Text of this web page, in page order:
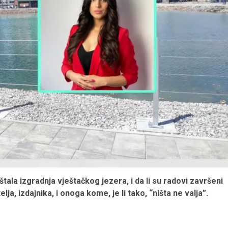
izgradnja vještačkog jezera, i da li su radovi završeni
izdajnika, i onoga kome, je li tako, “ništa ne valja”.